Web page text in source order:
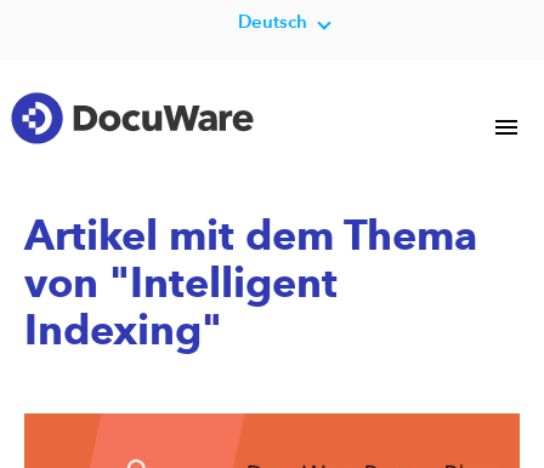
Deutsch
Artikel mit dem Thema
von "Intelligent
Indexing"